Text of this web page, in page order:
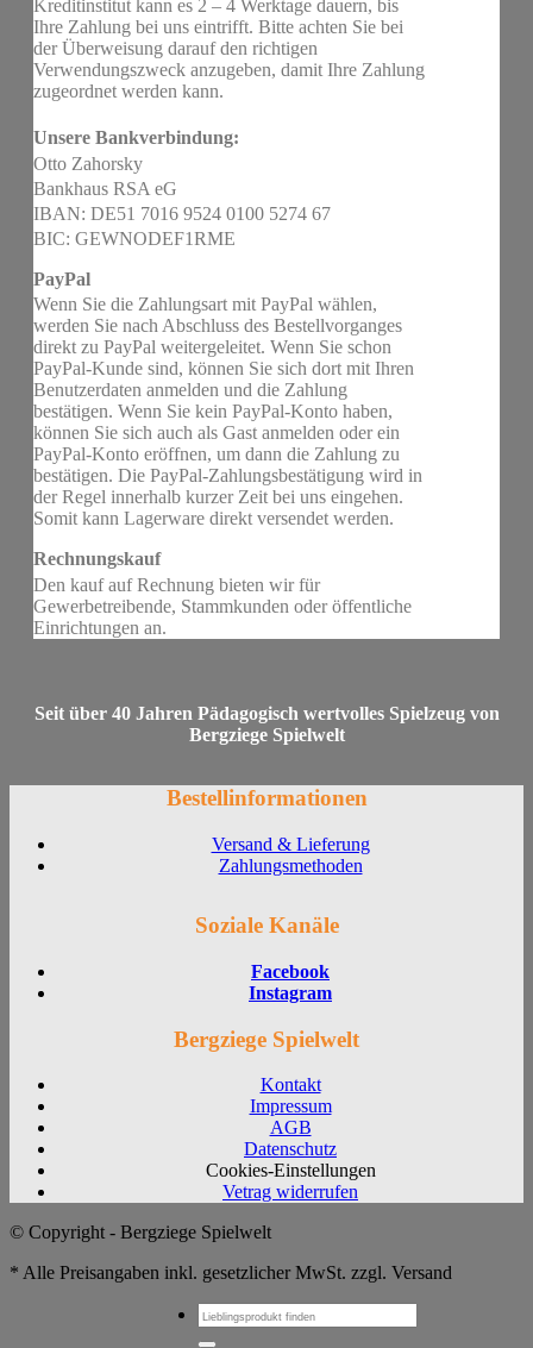
Kreditinstitut kann es 2 – 4 Werktage dauern, bis
Ihre Zahlung bei uns eintrifft. Bitte achten Sie bei
der Überweisung darauf den richtigen
Verwendungszweck anzugeben, damit Ihre Zahlung
zugeordnet werden kann.
Unsere Bankverbindung:
Otto Zahorsky
Bankhaus RSA eG
IBAN: DE51 7016 9524 0100 5274 67
BIC: GEWNODEF1RME
PayPal
Wenn Sie die Zahlungsart mit PayPal wählen,
werden Sie nach Abschluss des Bestellvorganges
direkt zu PayPal weitergeleitet. Wenn Sie schon
PayPal-Kunde sind, können Sie sich dort mit Ihren
Benutzerdaten anmelden und die Zahlung
bestätigen. Wenn Sie kein PayPal-Konto haben,
können Sie sich auch als Gast anmelden oder ein
PayPal-Konto eröffnen, um dann die Zahlung zu
bestätigen. Die PayPal-Zahlungsbestätigung wird in
der Regel innerhalb kurzer Zeit bei uns eingehen.
Somit kann Lagerware direkt versendet werden.
Rechnungskauf
Den kauf auf Rechnung bieten wir für
Gewerbetreibende, Stammkunden oder öffentliche
Einrichtungen an.
Seit über 40 Jahren Pädagogisch wertvolles Spielzeug von
Bergziege Spielwelt
Bestellinformationen
Versand & Lieferung
Zahlungsmethoden
Soziale Kanäle
Facebook
Instagram
Bergziege Spielwelt
Kontakt
Impressum
AGB
Datenschutz
Cookies-Einstellungen
Vetrag widerrufen
© Copyright - Bergziege Spielwelt
* Alle Preisangaben inkl. gesetzlicher MwSt. zzgl. Versand
Suchen
nach: